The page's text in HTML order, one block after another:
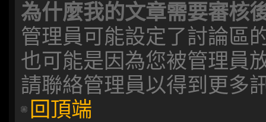
為什麼我的文章需要審核
管理員可能設定了討論區
也可能是因為您被管理員
請聯絡管理員以得到更多
回頂端